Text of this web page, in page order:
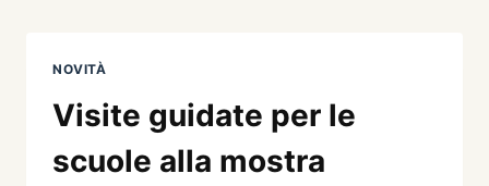
NOVITÀ
Visite guidate per le
scuole alla mostra